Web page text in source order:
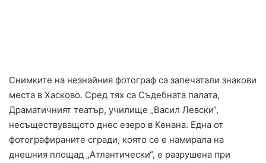
Снимките на незнайния фотограф са запечатали знакови
места в Хасково. Сред тях са Съдебната палата,
Драматичният театър, училище „Васил Левски“,
несъществуващото днес езеро в Кенана. Една от
фотографираните сгради, която се е намирала на
днешния площад „Атлантически“, е разрушена при